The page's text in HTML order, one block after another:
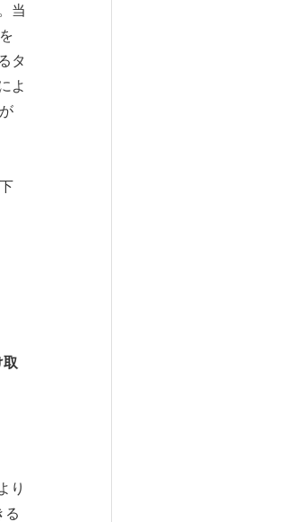
当
タ
よ
取
り
る